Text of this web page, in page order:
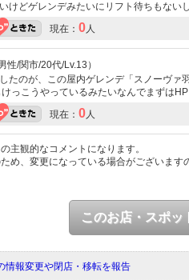
けどゲレンデみたいにリフト待ちもない
現在： 0人
/関市/20代/Lv.13）
たのが、この屋内ゲレンデ「スノーヴ
っこうやっているみたいなんでまずは
現在： 0人
主観的なコメントになります。
め、変更になっている場合がございます
このお店・スポッ
情報変更や閉店・移転を報告